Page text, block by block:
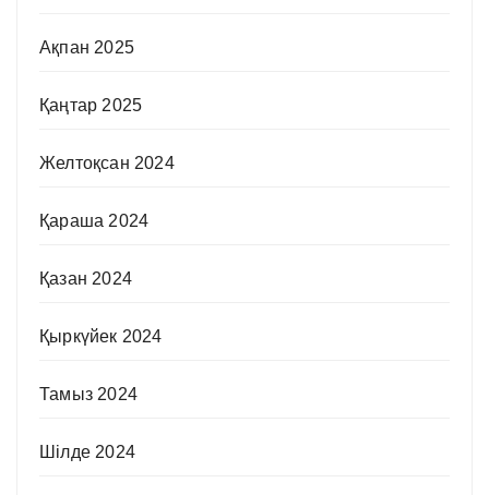
Ақпан 2025
Қаңтар 2025
Желтоқсан 2024
Қараша 2024
Қазан 2024
Қыркүйек 2024
Тамыз 2024
Шілде 2024